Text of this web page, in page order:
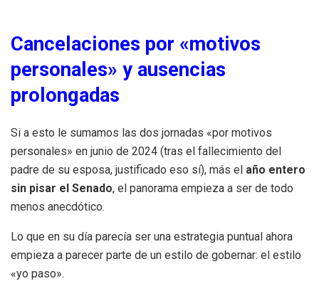
Cancelaciones por «motivos
personales» y ausencias
prolongadas
Si a esto le sumamos las dos jornadas «por motivos
personales» en junio de 2024 (tras el fallecimiento del
padre de su esposa, justificado eso sí), más el año entero
sin pisar el Senado, el panorama empieza a ser de todo
menos anecdótico.
Lo que en su día parecía ser una estrategia puntual ahora
empieza a parecer parte de un estilo de gobernar: el estilo
«yo paso».